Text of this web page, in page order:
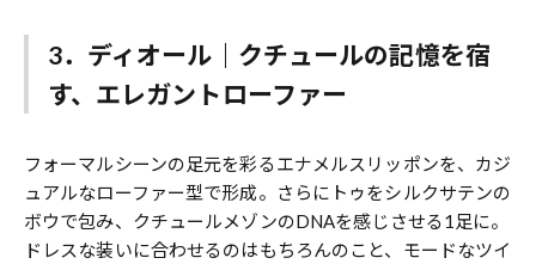
3．ディオール｜クチュールの記憶を宿
す、エレガントローファー
フォーマルシーンの足元を彩るエナメルスリッポンを、カジ
ュアルなローファー型で形成。さらにトゥをシルクサテンの
ボウで包み、クチュールメゾンのDNAを感じさせる1足に。
ドレスな装いに合わせるのはもちろんのこと、モードなツイ